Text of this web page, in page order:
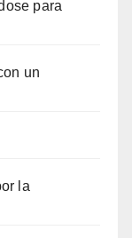
para
un
la